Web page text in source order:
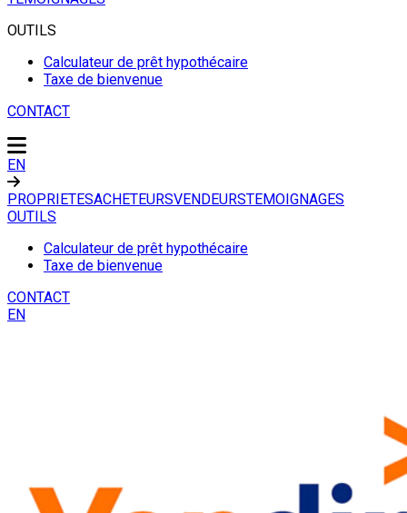
OUTILS
Calculateur de prêt hypothécaire
Taxe de bienvenue
CONTACT
EN
PROPRIETESACHETEURSVENDEURSTEMOIGNAGES
OUTILS
Calculateur de prêt hypothécaire
Taxe de bienvenue
CONTACT
EN